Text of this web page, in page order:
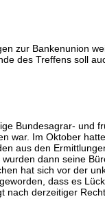
zur Bankenunion
des Treffens soll
Bundesagrar- und
war. Im Oktober
aus den
dann seine
hat sich vor der
dass es
nach derzeitiger